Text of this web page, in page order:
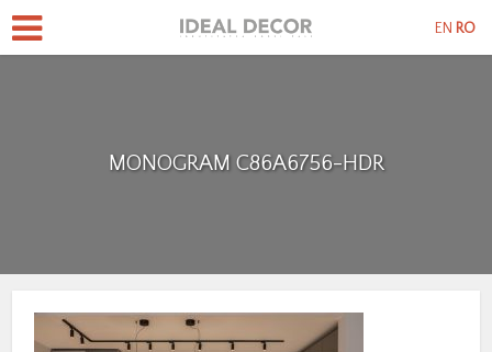
MONOGRAM C86A6756-HDR
EN RO